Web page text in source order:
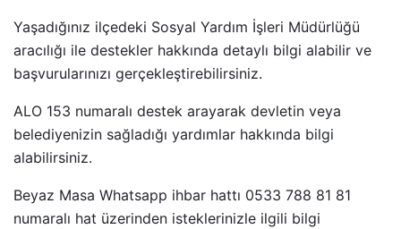
Yaşadığınız ilçedeki Sosyal Yardım İşleri Müdürlüğü
aracılığı ile destekler hakkında detaylı bilgi alabilir ve
başvurularınızı gerçekleştirebilirsiniz.
ALO 153 numaralı destek arayarak devletin veya
belediyenizin sağladığı yardımlar hakkında bilgi
alabilirsiniz.
Beyaz Masa Whatsapp ihbar hattı 0533 788 81 81
numaralı hat üzerinden isteklerinizle ilgili bilgi